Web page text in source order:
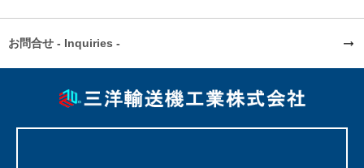
お問合せ - Inquiries -